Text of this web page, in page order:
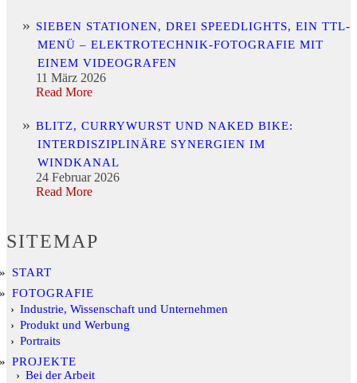
SIEBEN STATIONEN, DREI SPEEDLIGHTS, EIN TTL-
MENÜ – ELEKTROTECHNIK-FOTOGRAFIE MIT
EINEM VIDEOGRAFEN
11 März 2026
Read More
BLITZ, CURRYWURST UND NAKED BIKE:
INTERDISZIPLINÄRE SYNERGIEN IM
WINDKANAL
24 Februar 2026
Read More
SITEMAP
START
FOTOGRAFIE
Industrie, Wissenschaft und Unternehmen
Produkt und Werbung
Portraits
PROJEKTE
Bei der Arbeit